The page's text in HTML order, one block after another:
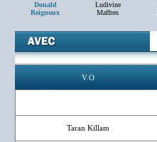
Donald
Reignoux
Ludivine
Maffren
V.O
Taran Killam